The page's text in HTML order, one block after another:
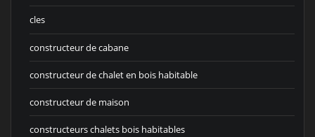
cles
constructeur de cabane
constructeur de chalet en bois habitable
constructeur de maison
constructeurs chalets bois habitables